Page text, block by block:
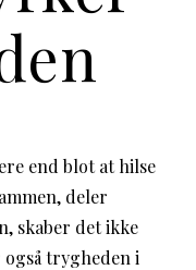
end blot at hilse
deler
skaber det ikke
trygheden i